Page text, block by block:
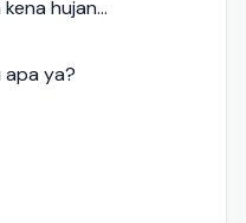
hujan...
apa ya?